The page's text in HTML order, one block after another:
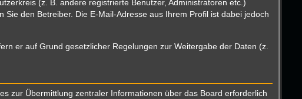
(z. B. andere registrierte Benutzer, Administratoren etc.)
den Betreiber. Die E-Mail-Adresse aus Ihrem Profil ist dabei jedoch
er auf Grund gesetzlicher Regelungen zur Weitergabe der Daten (z.
zur Übermittlung zentraler Informationen über das Board erforderlich